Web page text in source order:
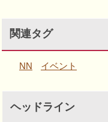
関連タグ
NN イベント
ヘッドライン